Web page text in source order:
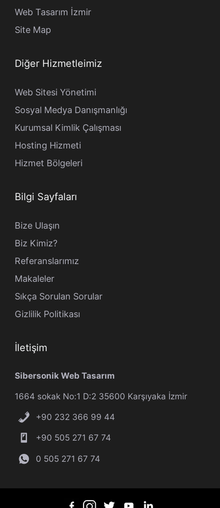
Web Tasarım İzmir
Site Map
Diğer Hizmetleimiz
Web Sitesi Yönetimi
Sosyal Medya Danışmanlığı
Kurumsal Kimlik Çalışması
Hosting Hizmeti
Hizmet Bölgeleri
Bilgi Sayfaları
Bize Ulaşın
Biz Kimiz?
Referanslarımız
Makaleler
Sıkça Sorulan Sorular
Gizlilik Politikası
İletişim
Sibersonik Web Tasarım
1664 sokak No:1 D:2 35600 Karşıyaka İzmir
+90 232 366 99 44
+90 505 271 67 74
0 505 271 67 74